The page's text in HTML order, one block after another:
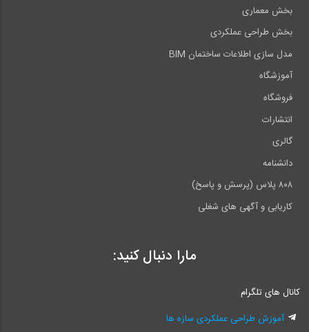
بخش معماری
بخش طراحی عملکردی
مدل سازی اطلاعات ساختمان BIM
آموزشگاه
فروشگاه
انتشارات
گالری
دانشنامه
۸۰۸ پلاس (پرسش و پاسخ)
کاریابی و آگهی های شغلی
مارا دنبال کنید:
کانال های تلگرام
آموزش طراحی عملکردی سازه ها